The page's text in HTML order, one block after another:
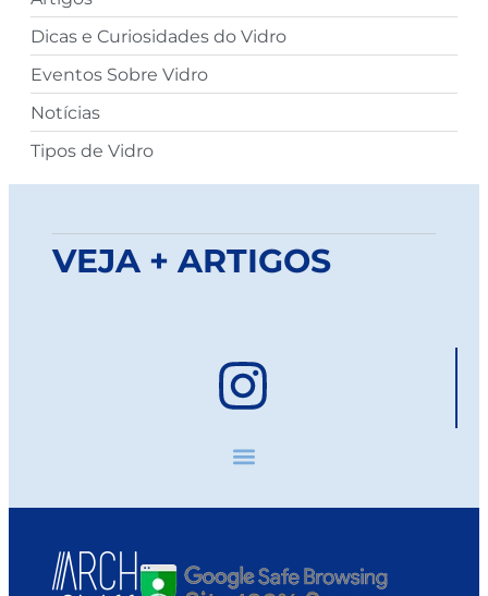
Dicas e Curiosidades do Vidro
Eventos Sobre Vidro
Notícias
Tipos de Vidro
VEJA + ARTIGOS